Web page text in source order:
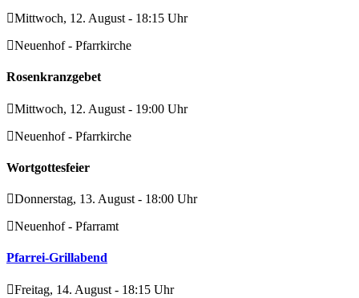
Mittwoch, 12. August - 18:15 Uhr
Neuenhof - Pfarrkirche
Rosenkranzgebet
Mittwoch, 12. August - 19:00 Uhr
Neuenhof - Pfarrkirche
Wortgottesfeier
Donnerstag, 13. August - 18:00 Uhr
Neuenhof - Pfarramt
Pfarrei-Grillabend
Freitag, 14. August - 18:15 Uhr